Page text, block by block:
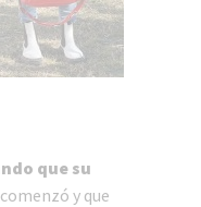
que su
y que